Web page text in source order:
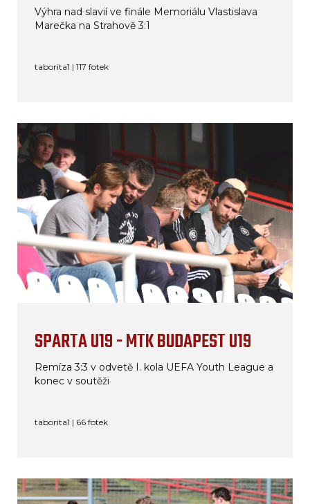
Výhra nad slavií ve finále Memoriálu Vlastislava
Marečka na Strahově 3:1
taborita1 | 117 fotek
SPARTA U19 - MTK BUDAPEST U19
Remíza 3:3 v odvetě I. kola UEFA Youth League a
konec v soutěži
taborita1 | 66 fotek